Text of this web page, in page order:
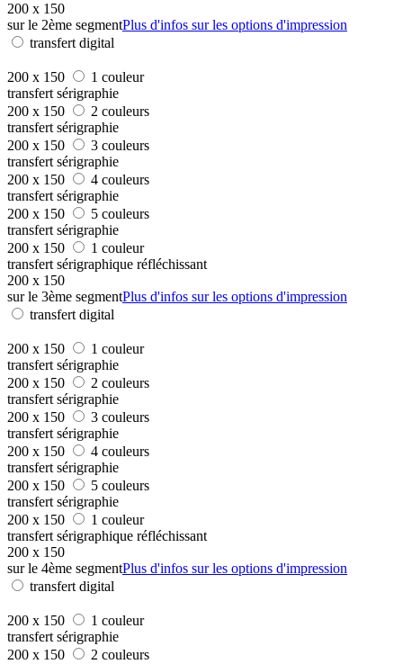
200 x 150
sur le 2ème segmentPlus d'infos sur les options d'impression
transfert digital
200 x 150
1 couleur
transfert sérigraphie
200 x 150
2 couleurs
transfert sérigraphie
200 x 150
3 couleurs
transfert sérigraphie
200 x 150
4 couleurs
transfert sérigraphie
200 x 150
5 couleurs
transfert sérigraphie
200 x 150
1 couleur
transfert sérigraphique réfléchissant
200 x 150
sur le 3ème segmentPlus d'infos sur les options d'impression
transfert digital
200 x 150
1 couleur
transfert sérigraphie
200 x 150
2 couleurs
transfert sérigraphie
200 x 150
3 couleurs
transfert sérigraphie
200 x 150
4 couleurs
transfert sérigraphie
200 x 150
5 couleurs
transfert sérigraphie
200 x 150
1 couleur
transfert sérigraphique réfléchissant
200 x 150
sur le 4ème segmentPlus d'infos sur les options d'impression
transfert digital
200 x 150
1 couleur
transfert sérigraphie
200 x 150
2 couleurs